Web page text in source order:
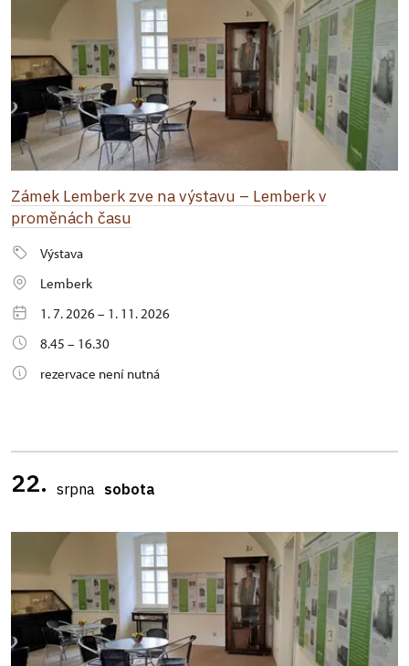
Zámek Lemberk zve na výstavu – Lemberk v
proměnách času
Výstava
Lemberk
1. 7. 2026 – 1. 11. 2026
8.45 – 16.30
rezervace není nutná
22. srpna sobota